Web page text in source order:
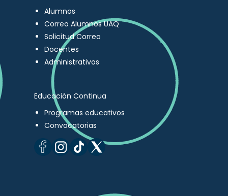
Alumnos
Correo Alumnos UAQ
Solicitud Correo
Docentes
Administrativos
Educación Continua
Programas educativos
Convocatorias